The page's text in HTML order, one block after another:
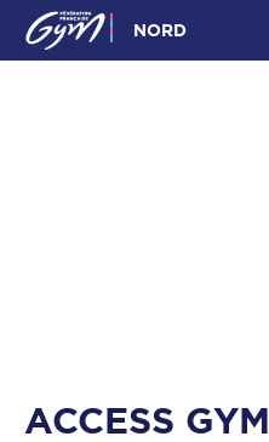
NORD
ACCESS GYM